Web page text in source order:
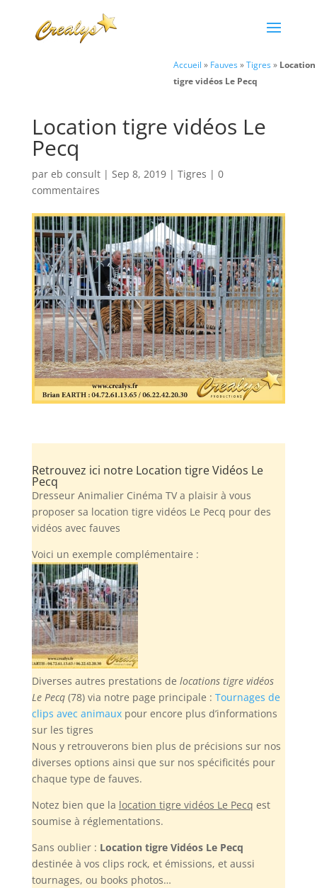
Accueil » Fauves»Tigres» Location
tigre vidéos Le Pecq
Location tigre vidéos Le
Pecq
par eb consult| Sep 8, 2019| Tigres | 0
commentaires
Retrouvez ici notre Location tigre Vidéos Le
Pecq
Dresseur Animalier Cinéma TV a plaisir à vous
proposer sa location tigre vidéos Le Pecq pour des
vidéos avec fauves
Voici un exemple complémentaire :
Diverses autres prestations de locations tigre vidéos
Le Pecq(78) via notre page principale : Tournages de
clips avec animauxpour encore plus d’informations
sur les tigres
Nous y retrouverons bien plus de précisions sur nos
diverses options ainsi que sur nos spécificités pour
chaque type de fauves.
Notez bien que la location tigre vidéos Le Pecq est
soumise à réglementations.
Sans oublier : Location tigre Vidéos Le Pecq
destinée à vos clips rock, et émissions, et aussi
tournages, ou books photos…